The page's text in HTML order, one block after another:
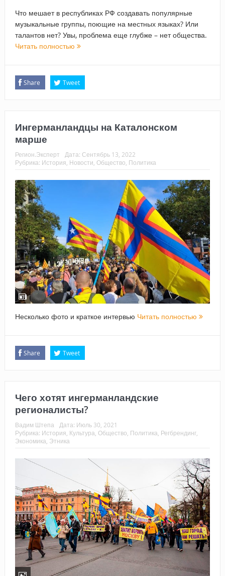
Что мешает в республиках РФ создавать популярные
музыкальные группы, поющие на местных языках? Или
талантов нет? Увы, проблема еще глубже – нет общества.
Читать полностью
Share Tweet
Ингерманландцы на Каталонском
марше
Регион.Эксперт Дата: Сентябрь 13, 2022
Рубрика: История, Новости, Общество, Политика
Несколько фото и краткое интервью Читать полностью
Share Tweet
Чего хотят ингерманландские
регионалисты?
Вадим Штепа Дата: Июль 30, 2021
Рубрика: История, Культура, Общество, Политика, Регбрендинг,
Экономика, Этника